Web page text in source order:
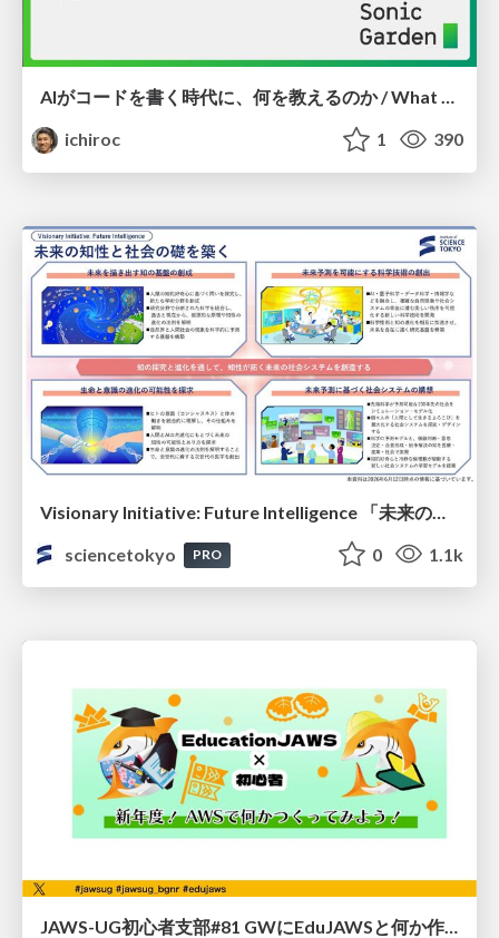
AIがコードを書く時代に、何を教えるのか / What Should We Teach in the Age of AI-Generated Code?
ichiroc
1 390
sciencetokyo
PRO 0 1.1k
JAWS-UG初心者支部#81 GWにEduJAWSと何か作ろうもくもく会！